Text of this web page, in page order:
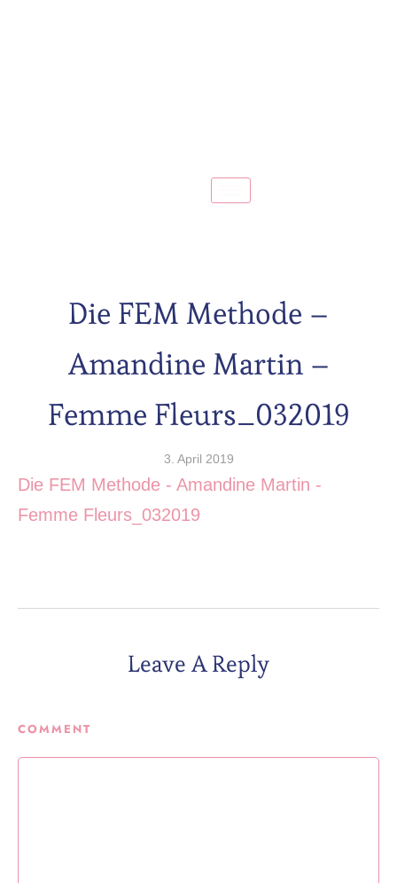
Die FEM Methode –
Amandine Martin –
Femme Fleurs_032019
3. April 2019
Die FEM Methode - Amandine Martin -
Femme Fleurs_032019
Leave A Reply
COMMENT